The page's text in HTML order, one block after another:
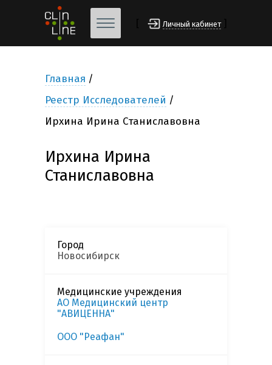
Личный кабинет
Главная
Реестр Исследователей
Ирхина Ирина Станиславовна
Ирхина Ирина
Станиславовна
Город
Новосибирск
Медицинские учреждения
АО Медицинский центр
"АВИЦЕННА"
ООО "Реафан"